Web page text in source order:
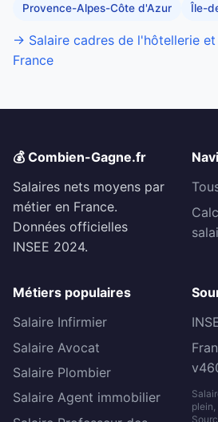
Provence-Alpes-Côte d'Azur Île-
→ Salaire cadres de l'hôtellerie
France
💰 Combien-Gagne.fr
Salaires nets moyens par
métier en France.
Données officielles
INSEE 2024.
Métiers populaires
Salaire Infirmier
Salaire Avocat
Salaire Plombier
Salaire Agent immobilier